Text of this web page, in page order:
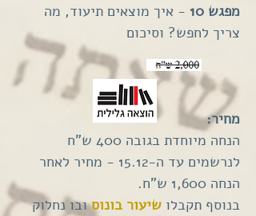
מפגש 10
- איך מוצאים תיעוד, מה
צריך לחפש? וסיכום
מחיר:
הנחה מיוחדת בגובה 400 ש"ח
לנרשמים עד ה-15.12 - מחיר לאחר
הנחה 1,600 ש"ח.
בנוסף תקבלו שיעור בונוסובו נחלוק